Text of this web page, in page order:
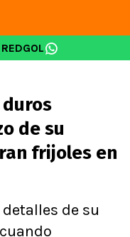
duros
de su
frijoles en
de su